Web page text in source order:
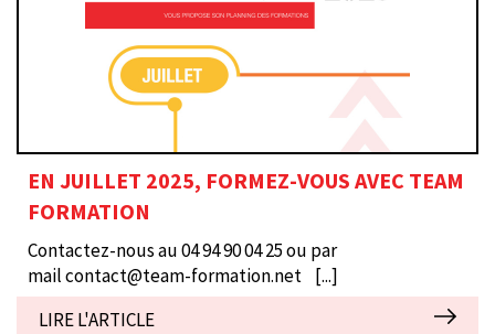
EN JUILLET 2025, FORMEZ-VOUS AVEC TEAM
FORMATION
Contactez-nous au 04 94 90 04 25 ou par
mail contact@team-formation.net [...]
LIRE L'ARTICLE